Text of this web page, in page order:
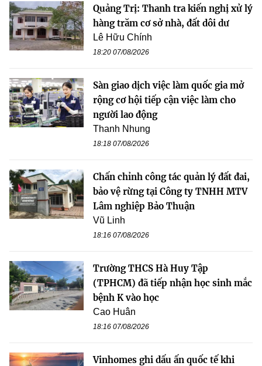
Quảng Trị: Thanh tra kiến nghị xử lý
hàng trăm cơ sở nhà, đất dôi dư
Lê Hữu Chính
18:20 07/08/2026
Sàn giao dịch việc làm quốc gia mở
rộng cơ hội tiếp cận việc làm cho
người lao động
Thanh Nhung
18:18 07/08/2026
Chấn chỉnh công tác quản lý đất đai,
bảo vệ rừng tại Công ty TNHH MTV
Lâm nghiệp Bảo Thuận
Vũ Linh
18:16 07/08/2026
Trường THCS Hà Huy Tập
(TPHCM) đã tiếp nhận học sinh mắc
bệnh K vào học
Cao Huân
18:16 07/08/2026
Vinhomes ghi dấu ấn quốc tế khi